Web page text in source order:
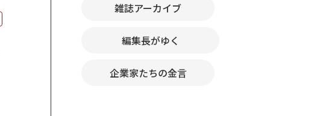
雑誌アーカイブ
編集長がゆく
企業家たちの金言